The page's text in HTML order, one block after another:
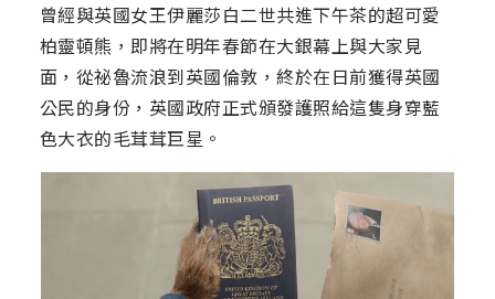
曾經與英國女王伊麗莎白二世共進下午茶的超可愛
柏靈頓熊，即將在明年春節在大銀幕上與大家見
面，從祕魯流浪到英國倫敦，終於在日前獲得英國
公民的身份，英國政府正式頒發護照給這隻身穿藍
色大衣的毛茸茸巨星。